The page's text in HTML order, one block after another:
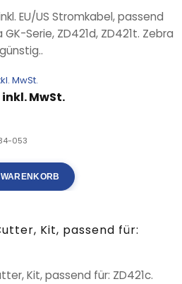
EU/US Stromkabel, passend
GK-Serie, ZD421d, ZD421t. Zebra
MwSt.
MwSt.
053
WARENKORB
Kit, passend für:
Kit, passend für: ZD421c.